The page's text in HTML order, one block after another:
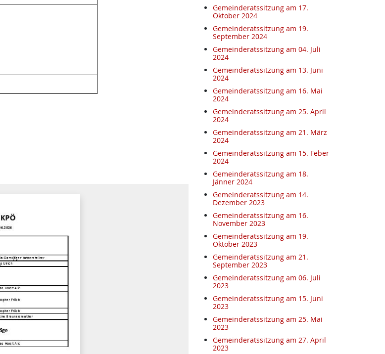
Gemeinderatssitzung am 17.
Oktober 2024
Gemeinderatssitzung am 19.
September 2024
Gemeinderatssitzung am 04. Juli
2024
Gemeinderatssitzung am 13. Juni
2024
Gemeinderatssitzung am 16. Mai
2024
Gemeinderatssitzung am 25. April
2024
Gemeinderatssitzung am 21. März
2024
Gemeinderatssitzung am 15. Feber
2024
Gemeinderatssitzung am 18.
Jänner 2024
Gemeinderatssitzung am 14.
Dezember 2023
Gemeinderatssitzung am 16.
November 2023
Gemeinderatssitzung am 19.
Oktober 2023
Gemeinderatssitzung am 21.
September 2023
Gemeinderatssitzung am 06. Juli
2023
Gemeinderatssitzung am 15. Juni
2023
Gemeinderatssitzung am 25. Mai
2023
Gemeinderatssitzung am 27. April
2023